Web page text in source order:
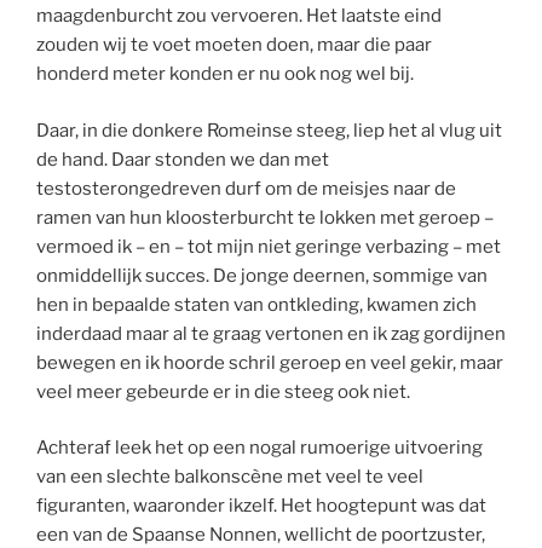
maagdenburcht zou vervoeren. Het laatste eind
zouden wij te voet moeten doen, maar die paar
honderd meter konden er nu ook nog wel bij.
Daar, in die donkere Romeinse steeg, liep het al vlug uit
de hand. Daar stonden we dan met
testosterongedreven durf om de meisjes naar de
ramen van hun kloosterburcht te lokken met geroep –
vermoed ik – en – tot mijn niet geringe verbazing – met
onmiddellijk succes. De jonge deernen, sommige van
hen in bepaalde staten van ontkleding, kwamen zich
inderdaad maar al te graag vertonen en ik zag gordijnen
bewegen en ik hoorde schril geroep en veel gekir, maar
veel meer gebeurde er in die steeg ook niet.
Achteraf leek het op een nogal rumoerige uitvoering
van een slechte balkonscène met veel te veel
figuranten, waaronder ikzelf. Het hoogtepunt was dat
een van de Spaanse Nonnen, wellicht de poortzuster,